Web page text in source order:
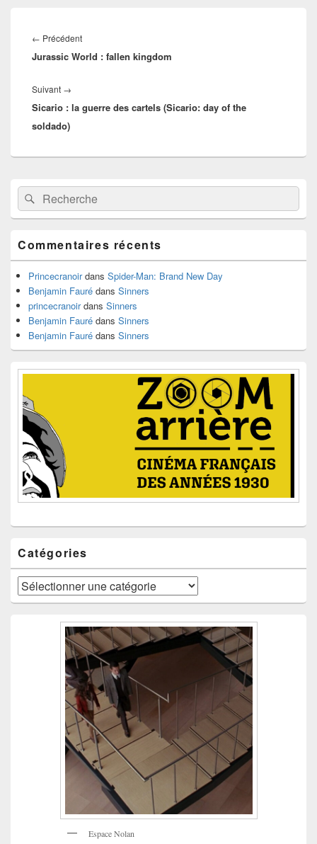
de
l’article
← PrécédentArticle
précédent :
Jurassic World : fallen kingdom
Suivant →
suivant :
Sicario : la guerre des cartels (Sicario: day of the
soldado)
Zone
principale
de
widget
barre
latérale
Recherche :Rechercher
Commentaires récents
Princecranoirdans Spider-Man: Brand New Day
Benjamin Fauré dans Sinners
princecranoirdans Sinners
Benjamin Fauré dans Sinners
Benjamin Fauré dans Sinners
Catégories
Catégories
Espace Nolan